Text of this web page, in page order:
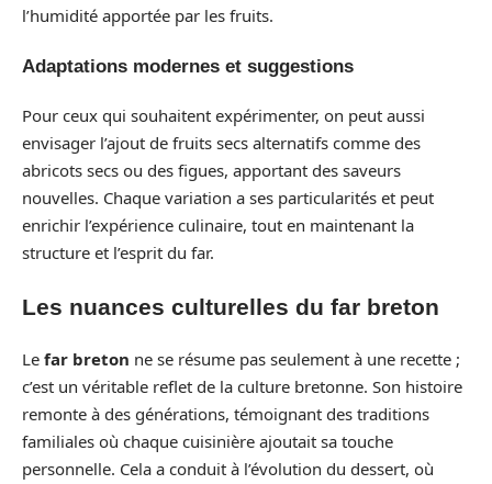
l’humidité apportée par les fruits.
Adaptations modernes et suggestions
Pour ceux qui souhaitent expérimenter, on peut aussi
envisager l’ajout de fruits secs alternatifs comme des
abricots secs ou des figues, apportant des saveurs
nouvelles. Chaque variation a ses particularités et peut
enrichir l’expérience culinaire, tout en maintenant la
structure et l’esprit du far.
Les nuances culturelles du far breton
Le far breton ne se résume pas seulement à une recette ;
c’est un véritable reflet de la culture bretonne. Son histoire
remonte à des générations, témoignant des traditions
familiales où chaque cuisinière ajoutait sa touche
personnelle. Cela a conduit à l’évolution du dessert, où